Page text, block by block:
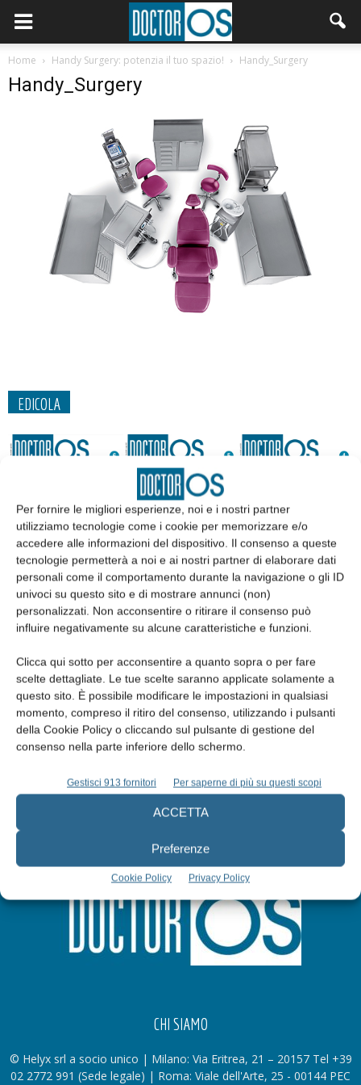
Per fornire le migliori esperienze, noi e i nostri partner
utilizziamo tecnologie come i cookie per memorizzare e/o
accedere alle informazioni del dispositivo. Il consenso a queste
tecnologie permetterà a noi e ai nostri partner di elaborare dati
personali come il comportamento durante la navigazione o gli ID
univoci su questo sito e di mostrare annunci (non)
personalizzati. Non acconsentire o ritirare il consenso può
influire negativamente su alcune caratteristiche e funzioni.
Clicca qui sotto per acconsentire a quanto sopra o per fare
scelte dettagliate. Le tue scelte saranno applicate solamente a
questo sito. È possibile modificare le impostazioni in qualsiasi
momento, compreso il ritiro del consenso, utilizzando i pulsanti
della Cookie Policy o cliccando sul pulsante di gestione del
consenso nella parte inferiore dello schermo.
Gestisci 913 fornitori Per saperne di più su questi scopi
ACCETTA
Preferenze
Cookie Policy Privacy Policy
Home Handy Surgery: potenzia il tuo spazio! Handy_Surgery
Handy_Surgery
EDICOLA
Edicola web
Abbonati
Iscriviti alla newsletter
CHI SIAMO
© Helyx srl a socio unico | Milano: Via Eritrea, 21 – 20157 Tel +39
02 2772 991 (Sede legale) | Roma: Viale dell'Arte, 25 - 00144 PEC